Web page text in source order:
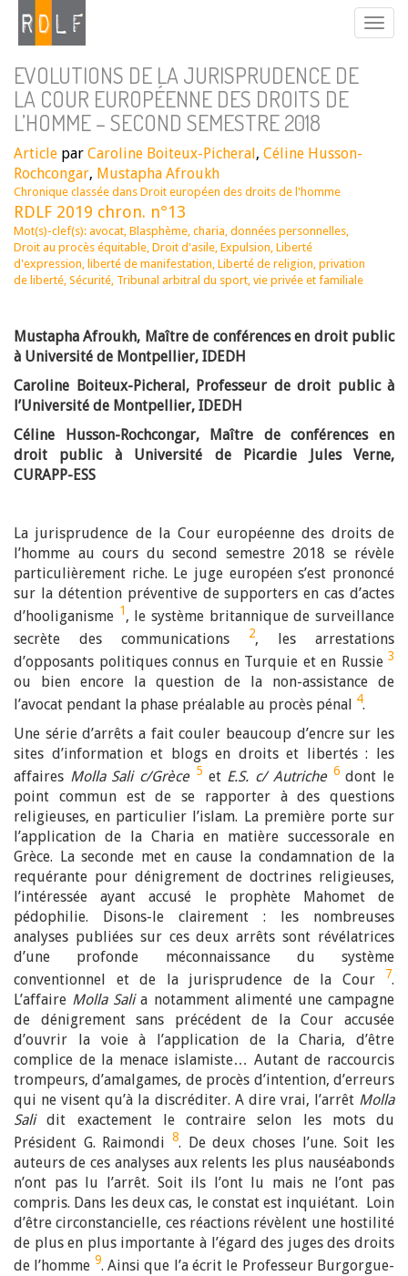
EVOLUTIONS DE LA JURISPRUDENCE DE
LA COUR EUROPÉENNE DES DROITS DE
L’HOMME – SECOND SEMESTRE 2018
Article par Caroline Boiteux-Picheral, Céline Husson-
Rochcongar, Mustapha Afroukh
Chronique classée dans Droit européen des droits de l'homme
RDLF 2019 chron. n°13
Mot(s)-clef(s): avocat, Blasphème, charia, données personnelles,
Droit au procès équitable, Droit d'asile, Expulsion, Liberté
d'expression, liberté de manifestation, Liberté de religion, privation
de liberté, Sécurité, Tribunal arbitral du sport, vie privée et familiale
Mustapha Afroukh, Maître de conférences en droit public
à Université de Montpellier, IDEDH
Caroline Boiteux-Picheral, Professeur de droit public à
l’Université de Montpellier, IDEDH
Céline Husson-Rochcongar, Maître de conférences en
droit public à Université de Picardie Jules Verne,
CURAPP-ESS
La jurisprudence de la Cour européenne des droits de
l’homme au cours du second semestre 2018 se révèle
particulièrement riche. Le juge européen s’est prononcé
sur la détention préventive de supporters en cas d’actes
d’hooliganisme 1, le système britannique de surveillance
secrète des communications
2, les arrestations
d’opposants politiques connus en Turquie et en Russie 3
ou bien encore la question de la non-assistance de
l’avocat pendant la phase préalable au procès pénal 4.
Une série d’arrêts a fait couler beaucoup d’encre sur les
sites d’information et blogs en droits et libertés : les
affaires Molla Sali c/Grèce 5et E.S. c/ Autriche 6dont le
point commun est de se rapporter à des questions
religieuses, en particulier l’islam. La première porte sur
l’application de la Charia en matière successorale en
Grèce. La seconde met en cause la condamnation de la
requérante pour dénigrement de doctrines religieuses,
l’intéressée ayant accusé le prophète Mahomet de
pédophilie. Disons-le clairement : les nombreuses
analyses publiées sur ces deux arrêts sont révélatrices
d’une profonde méconnaissance du système
conventionnel et de la jurisprudence de la Cour
7.
L’affaire Molla Salia notamment alimenté une campagne
de dénigrement sans précédent de la Cour accusée
d’ouvrir la voie à l’application de la Charia, d’être
complice de la menace islamiste… Autant de raccourcis
trompeurs, d’amalgames, de procès d’intention, d’erreurs
qui ne visent qu’à la discréditer. A dire vrai, l’arrêt Molla
Salidit exactement le contraire selon les mots du
Président G. Raimondi 8. De deux choses l’une. Soit les
auteurs de ces analyses aux relents les plus nauséabonds
n’ont pas lu l’arrêt. Soit ils l’ont lu mais ne l’ont pas
compris. Dans les deux cas, le constat est inquiétant. Loin
d’être circonstancielle, ces réactions révèlent une hostilité
de plus en plus importante à l’égard des juges des droits
de l’homme 9. Ainsi que l’a écrit le Professeur Burgorgue-